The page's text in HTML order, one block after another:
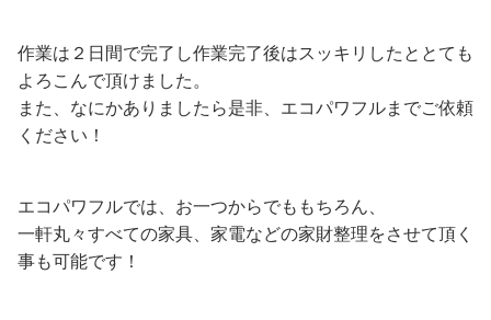
作業は２日間で完了し作業完了後はスッキリしたととても
よろこんで頂けました。
また、なにかありましたら是非、エコパワフルまでご依頼
ください！
エコパワフルでは、お一つからでももちろん、
一軒丸々すべての家具、家電などの家財整理をさせて頂く
事も可能です！